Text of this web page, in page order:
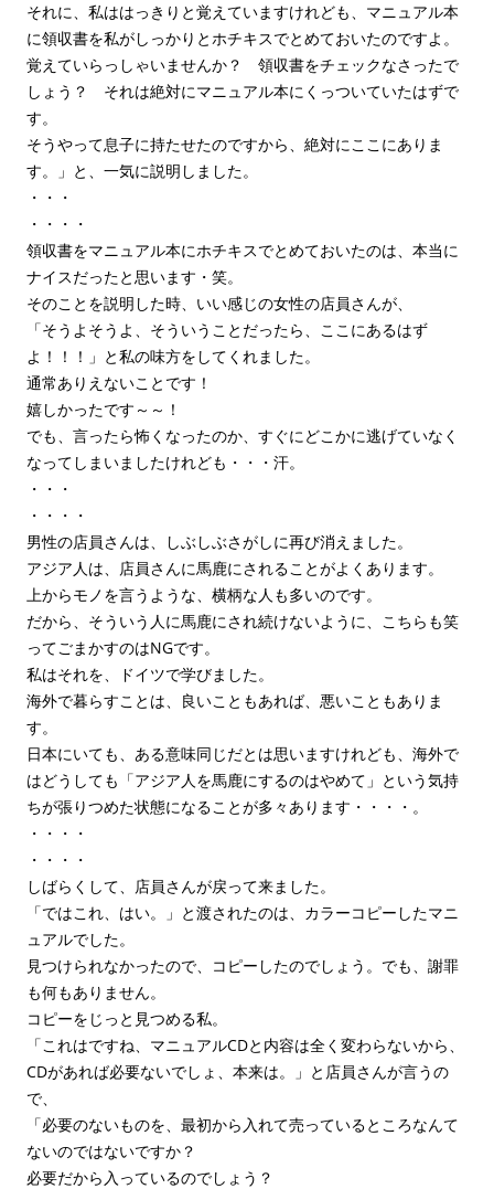
それに、私ははっきりと覚えていますけれども、マニュアル本
に領収書を私がしっかりとホチキスでとめておいたのですよ。
覚えていらっしゃいませんか？ 領収書をチェックなさったで
しょう？ それは絶対にマニュアル本にくっついていたはずで
す。
そうやって息子に持たせたのですから、絶対にここにありま
す。」と、一気に説明しました。
・・・
・・・・
領収書をマニュアル本にホチキスでとめておいたのは、本当に
ナイスだったと思います・笑。
そのことを説明した時、いい感じの女性の店員さんが、
「そうよそうよ、そういうことだったら、ここにあるはず
よ！！！」と私の味方をしてくれました。
通常ありえないことです！
嬉しかったです～～！
でも、言ったら怖くなったのか、すぐにどこかに逃げていなく
なってしまいましたけれども・・・汗。
・・・
・・・・
男性の店員さんは、しぶしぶさがしに再び消えました。
アジア人は、店員さんに馬鹿にされることがよくあります。
上からモノを言うような、横柄な人も多いのです。
だから、そういう人に馬鹿にされ続けないように、こちらも笑
ってごまかすのはNGです。
私はそれを、ドイツで学びました。
海外で暮らすことは、良いこともあれば、悪いこともありま
す。
日本にいても、ある意味同じだとは思いますけれども、海外で
はどうしても「アジア人を馬鹿にするのはやめて」という気持
ちが張りつめた状態になることが多々あります・・・・。
・・・・
・・・・
しばらくして、店員さんが戻って来ました。
「ではこれ、はい。」と渡されたのは、カラーコピーしたマニ
ュアルでした。
見つけられなかったので、コピーしたのでしょう。でも、謝罪
も何もありません。
コピーをじっと見つめる私。
「これはですね、マニュアルCDと内容は全く変わらないから、
CDがあれば必要ないでしょ、本来は。」と店員さんが言うの
で、
「必要のないものを、最初から入れて売っているところなんて
ないのではないですか？
必要だから入っているのでしょう？